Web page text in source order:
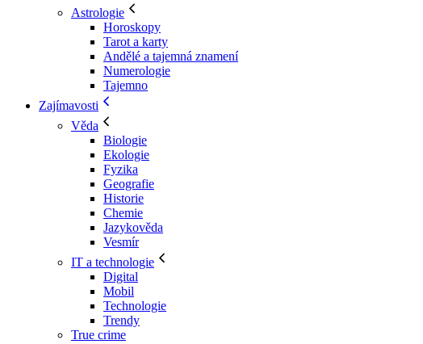
Astrologie
Horoskopy
Tarot a karty
Andělé a tajemná znamení
Numerologie
Tajemno
Zajímavosti
Věda
Biologie
Ekologie
Fyzika
Geografie
Historie
Chemie
Jazykověda
Vesmír
IT a technologie
Digital
Mobil
Technologie
Trendy
True crime